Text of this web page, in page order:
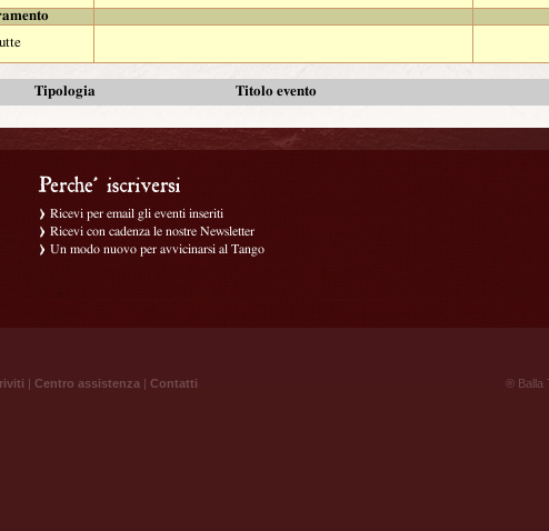
Tipologia Titolo evento
Ricevi per email gli eventi inseriti
Ricevi con cadenza le nostre Newsletter
Un modo nuovo per avvicinarsi al Tango
| Centro assistenza | Contatti ® Balla